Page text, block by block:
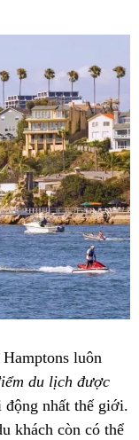
luôn
du lịch được
nhất thế giới.
khách còn có thể